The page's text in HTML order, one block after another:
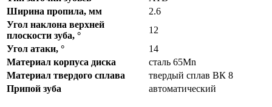
Ширина пропила, мм
2.6
Угол наклона верхней
плоскости зуба, °
12
Угол атаки, °
14
Материал корпуса диска
сталь 65Mn
Материал твердого сплава
твердый сплав ВК 8
Припой зуба
автоматический